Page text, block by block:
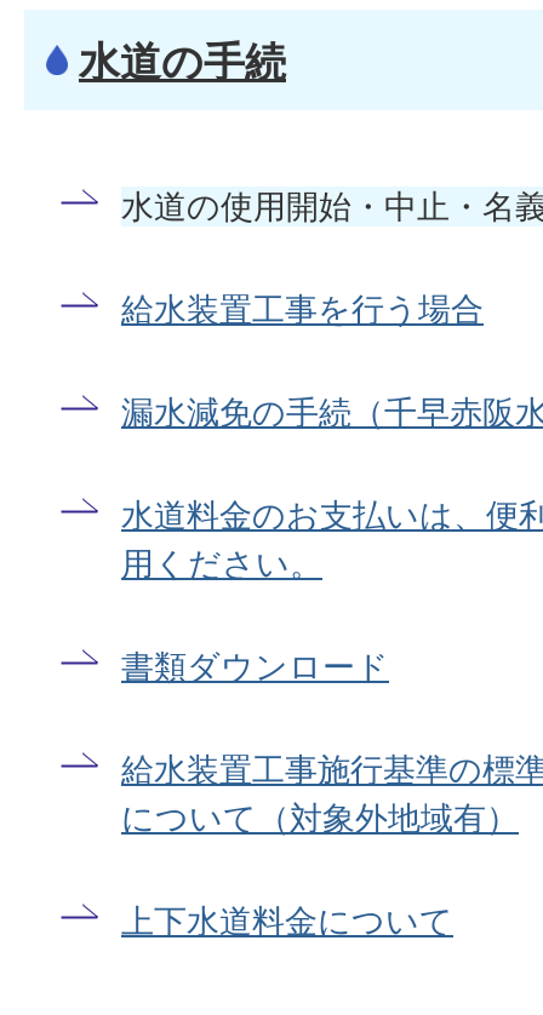
水道の手続
水道の使用開始・中止・名
給水装置工事を行う場合
漏水減免の手続（千早赤阪
水道料金のお支払いは、便
用ください。
書類ダウンロード
給水装置工事施行基準の標
について（対象外地域有）
上下水道料金について